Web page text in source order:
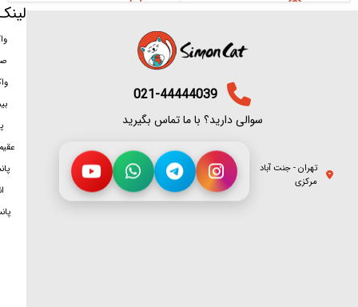
021-44444039
سوالی دارید؟ با ما تماس بگیرید
تهران - جنت آباد
مرکزی